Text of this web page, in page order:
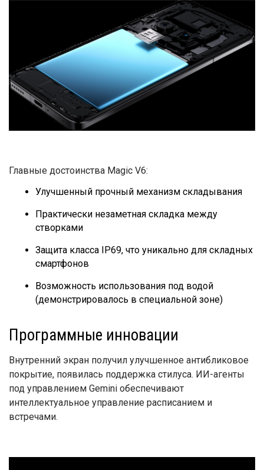
Главные достоинства Magic V6:
Улучшенный прочный механизм складывания
Практически незаметная складка между
створками
Защита класса IP69, что уникально для складных
смартфонов
Возможность использования под водой
(демонстрировалось в специальной зоне)
Программные инновации
Внутренний экран получил улучшенное антибликовое
покрытие, появилась поддержка стилуса. ИИ-агенты
под управлением Gemini обеспечивают
интеллектуальное управление расписанием и
встречами.